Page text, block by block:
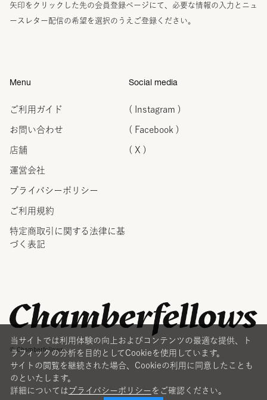
矢印をクリックした先の会員登録ページにて、必要な情報の入力とニュ
ースレター配信の希望を選択のうえご登録ください。
Menu
ご利用ガイド
お問い合わせ
店舗
運営会社
プライバシーポリシー
ご利用規約
特定商取引に関する法律に 基
づく表記
Social media
( Instagram )
( Facebook )
( X )
© Chamberfellows
当サイトでは利用体験の向上およびコンテンツの最適な提供、ト
ラフィックの分析を目的としてCookieを使用しています。
サイトの閲覧を継続された場合、Cookieの利用に同意したことも
のといたします。
詳細については プライバシーポリシー をご確認ください。